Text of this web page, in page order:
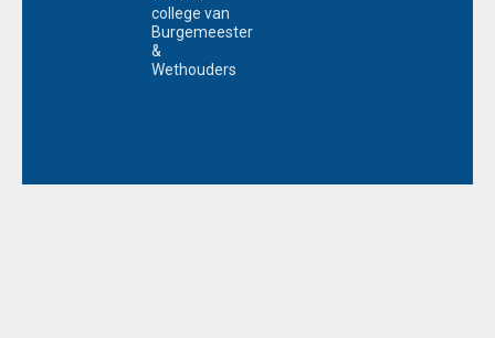
college van
Burgemeester
&
Wethouders